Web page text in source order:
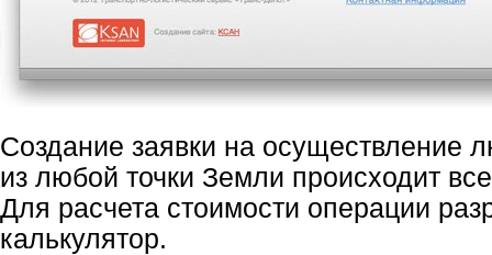
Создание заявки на осуществление
из любой точки Земли происходит
Для расчета стоимости операции
калькулятор.